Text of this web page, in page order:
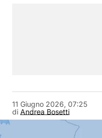
di Andrea Bosetti
11 Giugno 2026, 07:25